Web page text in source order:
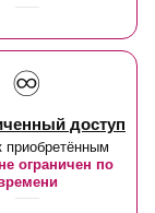
♾️
доступ
приобретённым
не ограничен по